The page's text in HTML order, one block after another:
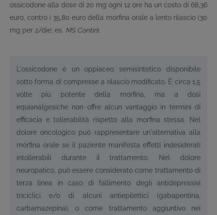
ossicodone alla dose di 20 mg ogni 12 ore ha un costo di 68,36
euro, contro i 35,80 euro della morfina orale a lento rilascio (30
mg per 2/die; es. MS Contin).
L'ossicodone è un oppiaceo semisintetico disponibile
sotto forma di compresse a rilascio modificato. È circa 1,5
volte più potente della morfina, ma a dosi
equianalgesiche non offre alcun vantaggio in termini di
efficacia e tollerabilità rispetto alla morfina stessa. Nel
dolore oncologico può rappresentare un'alternativa alla
morfina orale se il paziente manifesta effetti indesiderati
intollerabili durante il trattamento. Nel dolore
neuropatico, può essere considerato come trattamento di
terza linea in caso di fallimento degli antidepressivi
triciclici e/o di alcuni antiepilettici (gabapentina,
carbamazepina), o come trattamento aggiuntivo nei